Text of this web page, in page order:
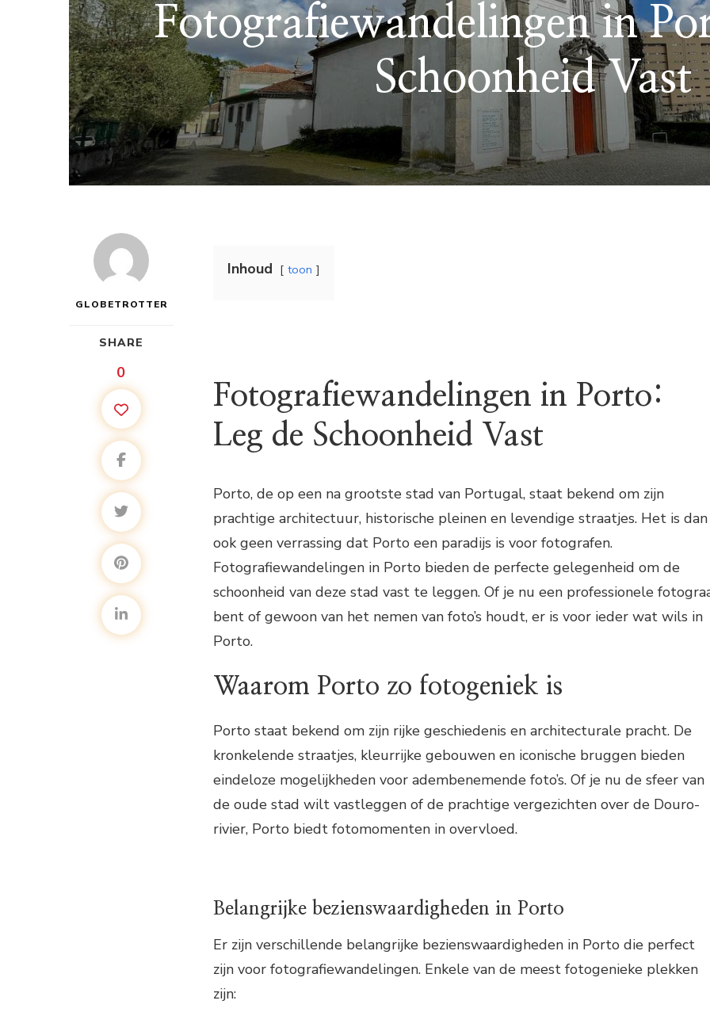
Fotografiewandelingen in
Schoonheid Vast
GLOBETROTTER
SHARE
0
Inhoud toon
Fotografiewandelingen in Porto:
Leg de Schoonheid Vast
Porto, de op een na grootste stad van Portugal, staat bekend om zijn
prachtige architectuur, historische pleinen en levendige straatjes. Het is dan
ook geen verrassing dat Porto een paradijs is voor fotografen.
Fotografiewandelingen in Porto bieden de perfecte gelegenheid om de
schoonheid van deze stad vast te leggen. Of je nu een professionele
bent of gewoon van het nemen van foto’s houdt, er is voor ieder wat wils in
Porto.
Waarom Porto zo fotogeniek is
Porto staat bekend om zijn rijke geschiedenis en architecturale pracht. De
kronkelende straatjes, kleurrijke gebouwen en iconische bruggen bieden
eindeloze mogelijkheden voor adembenemende foto’s. Of je nu de sfeer van
de oude stad wilt vastleggen of de prachtige vergezichten over de Douro-
rivier, Porto biedt fotomomenten in overvloed.
Belangrijke bezienswaardigheden in Porto
Er zijn verschillende belangrijke bezienswaardigheden in Porto die perfect
zijn voor fotografiewandelingen. Enkele van de meest fotogenieke plekken
zijn: